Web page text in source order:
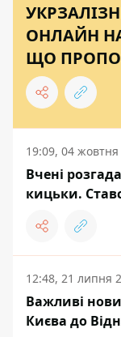
ОНЛАЙН
ЩО
19:09, 04 жовтня
Вчені
кицьки.
12:48, 21 липня
Важливі
Києва до